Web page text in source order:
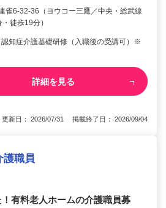
雀6-32-36（ヨウコー三鷹／中央・総武線
徒歩19分）
知症介護基礎研修（入職後の受講可）※
詳細を見る
更新日： 2026/07/31 掲載終了日： 2026/09/04
護職員
有料老人ホームの介護職員募